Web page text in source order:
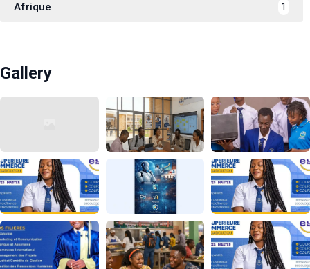
Afrique 1
Gallery